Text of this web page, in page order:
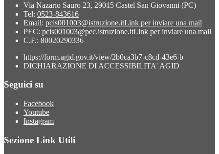
Via Nazario Sauro 23, 29015 Castel San Giovanni (PC)
Tel: 0523-843616
Email: pcis001003@istruzione.itLink per inviare una mail
PEC: pcis001003@pec.istruzione.itLink per inviare una mail
C.F.: 80020290336
https://form.agid.gov.it/view/2b0ca3b7-c8cd-43e6-b
DICHIARAZIONE DI ACCESSIBILITA' AGID
Seguici su
Facebook
Youtube
Instagram
Sezione Link Utili